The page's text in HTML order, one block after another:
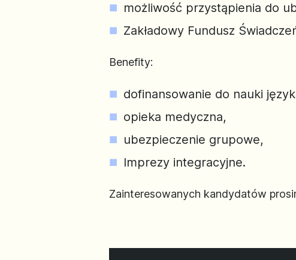
możliwość przystąpienia do
Zakładowy Fundusz
Benefity:
dofinansowanie do nauki
opieka medyczna,
ubezpieczenie grupowe,
Imprezy integracyjne.
Zainteresowanych kandydatów